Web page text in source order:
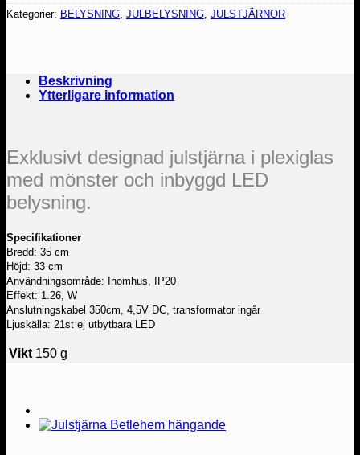
Kategorier: BELYSNING JULBELYSNING JULSTJÄRNOR
Beskrivning
Ytterligare information
Exklusivt designad julstjärna i plexiglas
med mönster och inbyggd LED
belysning.
Specifikationer
Bredd: 35 cm
Höjd: 33 cm
Användningsområde: Inomhus, IP20
Effekt: 1.26, W
Anslutningskabel 350cm, 4,5V DC, transformator ingår
Ljuskälla: 21st ej utbytbara LED
Vikt 150 g